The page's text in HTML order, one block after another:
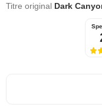
Titre original Dark